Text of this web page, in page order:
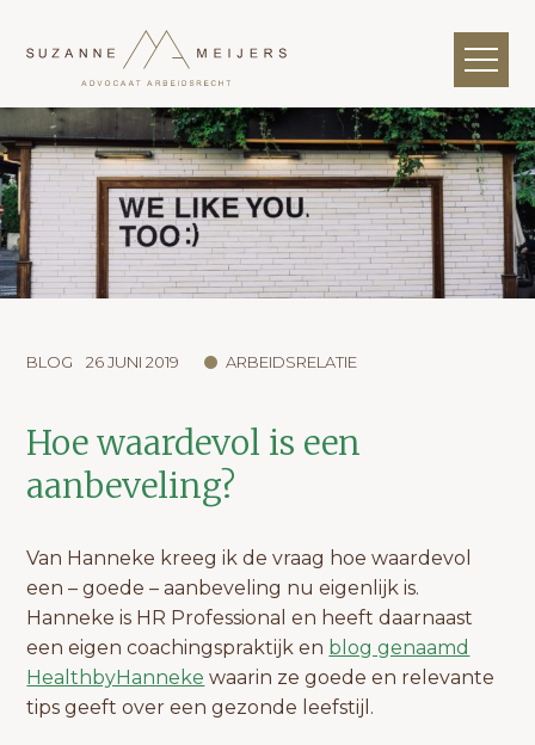
BLOG 26 JUNI 2019 ARBEIDSRELATIE
Hoe waardevol is een
aanbeveling?
Van Hanneke kreeg ik de vraag hoe waardevol
een – goede – aanbeveling nu eigenlijk is.
Hanneke is HR Professional en heeft daarnaast
een eigen coachingspraktijk en blog genaamd
HealthbyHanneke waarin ze goede en relevante
tips geeft over een gezonde leefstijl.